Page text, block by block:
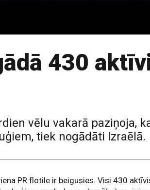
430
vēlu vakarā paziņoja,
tiek nogādāti Izraēlā.
PR flotile ir beigusies. Visi 430